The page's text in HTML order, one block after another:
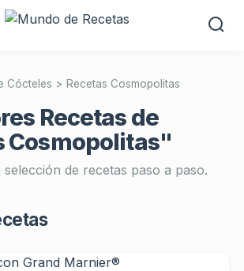
Cócteles > Recetas Cosmopolitas
Recetas de
Cosmopolitas"
de recetas paso a paso.